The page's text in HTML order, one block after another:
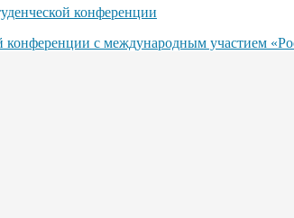
конференции
с международным участием